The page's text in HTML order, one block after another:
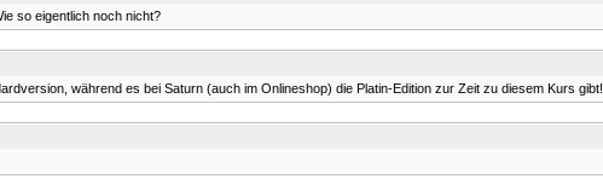
so eigentlich noch nicht?
während es bei Saturn (auch im Onlineshop) die Platin-Edition zur Zeit zu diesem Kurs gibt!